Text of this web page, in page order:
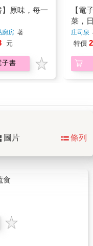
】原味，每一
廚房 著
元
子書
【電
菜，
餐桌
庄司泉
特價
圖片 條列
食